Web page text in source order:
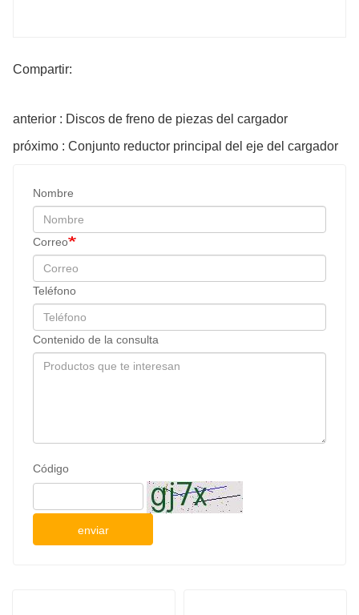
Compartir:
anterior : Discos de freno de piezas del cargador
próximo : Conjunto reductor principal del eje del cargador
Nombre
Correo
Teléfono
Contenido de la consulta
Código
enviar